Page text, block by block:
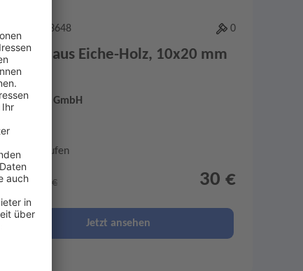
Artikel-ID: 3648 0
Leisten aus Eiche-Holz, 10x20 mm
Frank Holz GmbH
Abgelaufen
statt 58,91 € 30 €
Jetzt ansehen